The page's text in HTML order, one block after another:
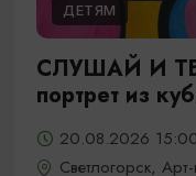
ДЕТЯМ
СЛУШАЙ И
портрет из
20.08.2026
Светлогорск,